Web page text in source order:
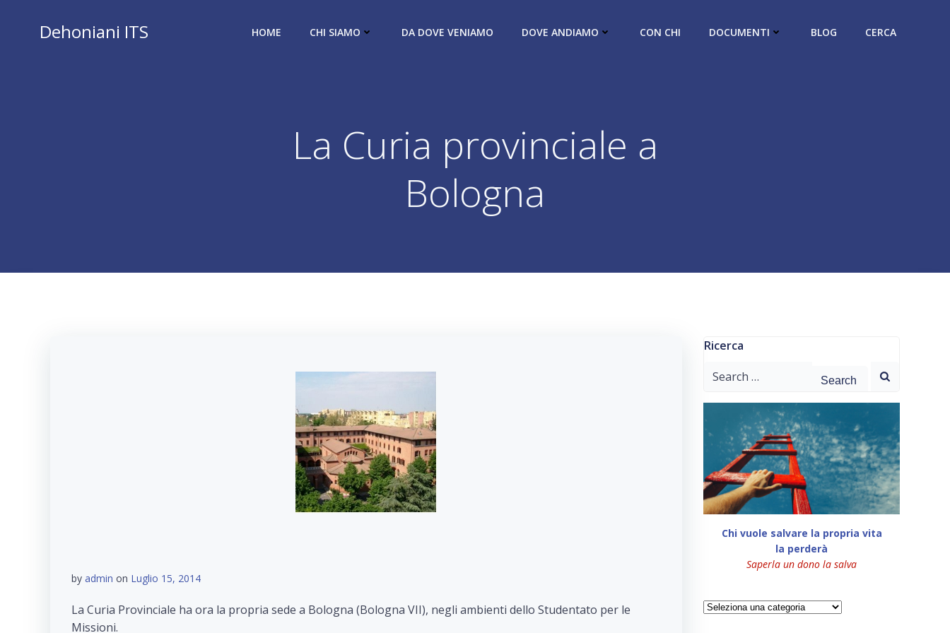
contenutoDehoniani ITS HOME CHI SIAMO DA DOVE VENIAMO DOVE ANDIAMO CON CHI DOCUMENTI BLOG CERCA
La Curia provinciale a
Bologna
by admin on Luglio 15, 2014
La Curia Provinciale ha ora la propria sede a Bologna (Bologna VII), negli ambienti dello Studentato per le
Missioni.
Ricerca
Search
Chi vuole salvare la propria vita
la perderà
Saperla un dono la salva
Categorie